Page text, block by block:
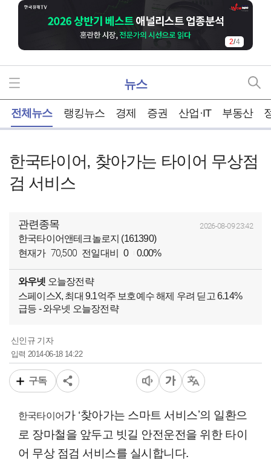
2/4
뉴스
전체뉴스 랭킹뉴스 경제 증권 산업·IT 부동산
한국타이어, 찾아가는 타이어 무상점
검 서비스
관련종목 2026-08-09 23:42
한국타이어앤테크놀로지 (161390)
현재가 70,500 전일대비 0 0.00%
와우넷 오늘장전략
스페이스X, 최대 9.1억주 보호예수 해제 우려 딛고 6.14%
급등 - 와우넷 오늘장전략
신인규 기자
입력2014-06-18 14:22
구독
한국타이어가 ‘찾아가는 스마트 서비스’의 일환으
로 장마철을 앞두고 빗길 안전운전을 위한 타이
어 무상 점검 서비스를 실시합니다.